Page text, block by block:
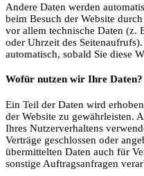
Andere Daten werden
beim Besuch der Website
vor allem technische Daten (z.
oder Uhrzeit des
automatisch, sobald Sie diese
Wofür nutzen wir Ihre Daten?
Ein Teil der Daten wird
der Website zu gewährleisten.
Ihres Nutzerverhaltens
Verträge geschlossen oder
übermittelten Daten auch für
sonstige Auftragsanfragen